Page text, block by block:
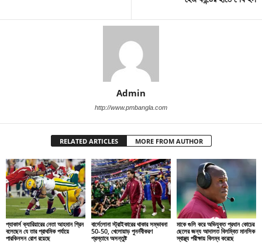
Admin
http://www.pmbangla.com
RELATED ARTICLES MORE FROM AUTHOR
প্যাকার্স ক্যারিয়ারের নেতা আহমান গ্রিন
বলেছেন যে তার প্রাথমিক পর্যায়ে
পারকিনসন রোগ রয়েছে
বার্সেলোনা স্ট্রাইকারের থাকার সম্ভাবনা
50-50, খেলোয়াড় পুনর্নবীকরণ
প্রস্তাবে অসন্তুষ্ট
মাকে গুলি করে অভিযুক্ত প্রধান কোচের
ছেলের জন্য আদালত বিলম্বিত মানসিক
স্বাস্থ্য পরীক্ষায় বিলম্ব করেছে